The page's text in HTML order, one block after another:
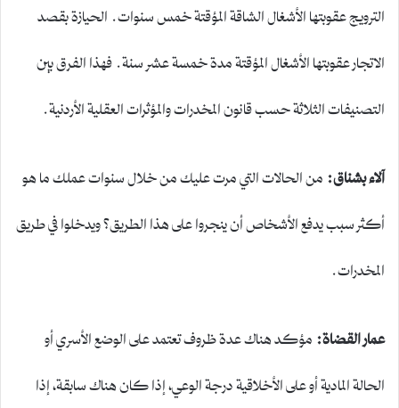
الترويج عقوبتها الأشغال الشاقة المؤقتة خمس سنوات. الحيازة بقصد
الاتجار عقوبتها الأشغال المؤقتة مدة خمسة عشر سنة. فهذا الفرق بين
التصنيفات الثلاثة حسب قانون المخدرات والمؤثرات العقلية الأردنية.
آلاء بشناق:من الحالات التي مرت عليك من خلال سنوات عملك ما هو
أكثر سبب يدفع الأشخاص أن ينجروا على هذا الطريق؟ ويدخلوا في طريق
المخدرات.
عمار القضاة:مؤكد هناك عدة ظروف تعتمد على الوضع الأسري أو
الحالة المادية أو على الأخلاقية درجة الوعي، إذا كان هناك سابقة، إذا